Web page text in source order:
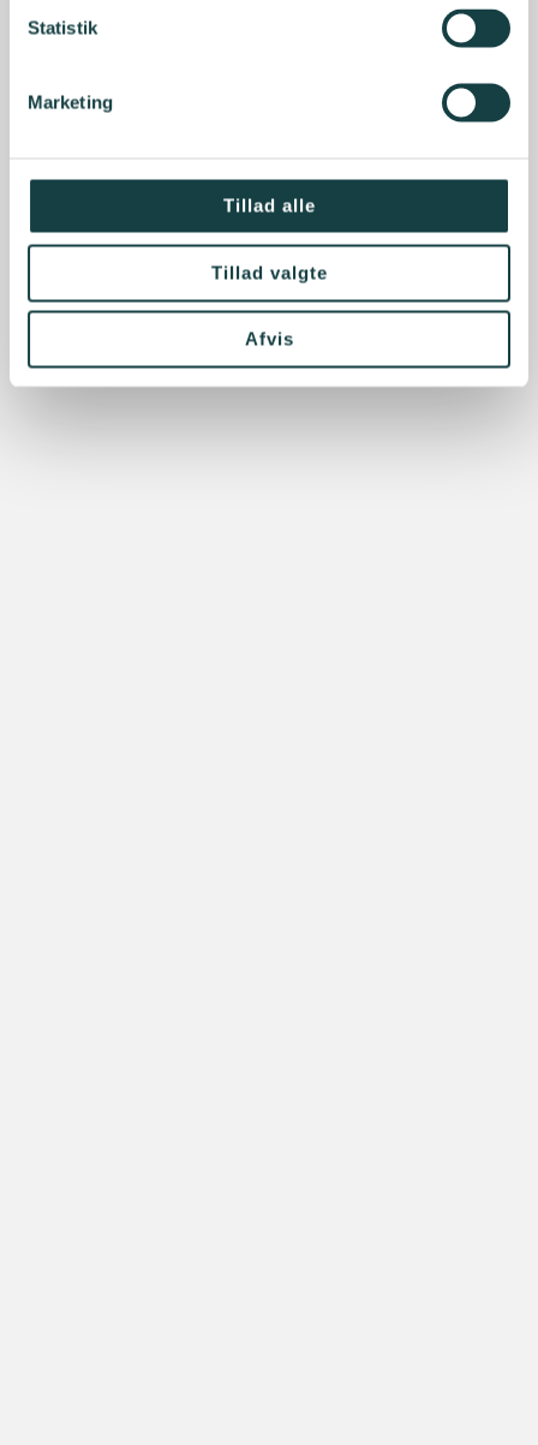
Statistik
Marketing
Tillad alle
Tillad valgte
Afvis